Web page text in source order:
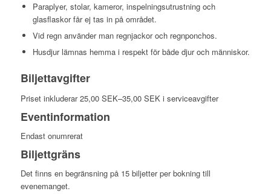
Paraplyer, stolar, kameror, inspelningsutrustning och
glasflaskor får ej tas in på området.
Vid regn använder man regnjackor och regnponchos.
Husdjur lämnas hemma i respekt för både djur och människor.
Biljettavgifter
Priset inkluderar 25,00 SEK–35,00 SEK i serviceavgifter
Eventinformation
Endast onumrerat
Biljettgräns
Det finns en begränsning på 15 biljetter per bokning till
evenemanget.